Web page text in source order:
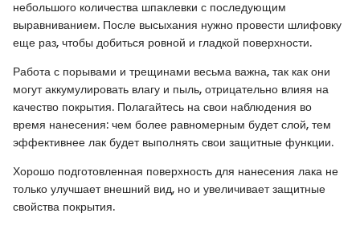
небольшого количества шпаклевки с последующим
выравниванием. После высыхания нужно провести шлифовку
еще раз, чтобы добиться ровной и гладкой поверхности.
Работа с порывами и трещинами весьма важна, так как они
могут аккумулировать влагу и пыль, отрицательно влияя на
качество покрытия. Полагайтесь на свои наблюдения во
время нанесения: чем более равномерным будет слой, тем
эффективнее лак будет выполнять свои защитные функции.
Хорошо подготовленная поверхность для нанесения лака не
только улучшает внешний вид, но и увеличивает защитные
свойства покрытия.